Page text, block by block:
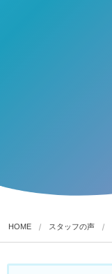
HOME スタッフの声